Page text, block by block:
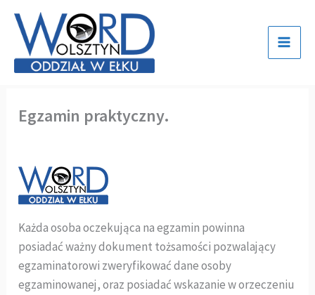
treści
Egzamin praktyczny.
Każda osoba oczekująca na egzamin powinna
posiadać ważny dokument tożsamości pozwalający
egzaminatorowi zweryfikować dane osoby
egzaminowanej, oraz posiadać wskazanie w orzeczeniu